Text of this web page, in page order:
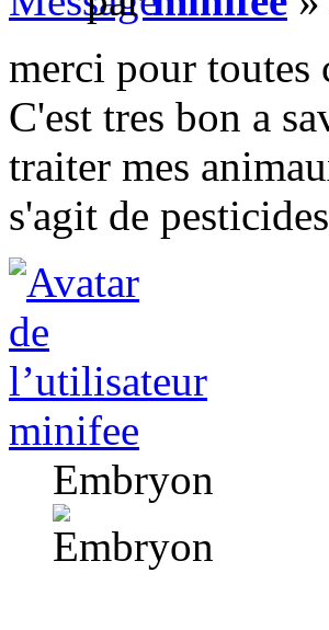
merci pour toutes
C'est tres bon a
traiter mes
s'agit de
minifee
Embryon